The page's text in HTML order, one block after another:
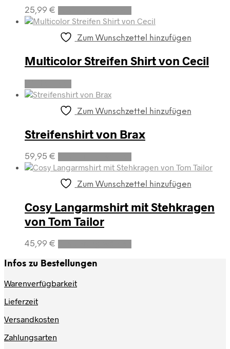
25,99 €
Dieses
Produkt
mehrere
auf.
Die
der
Produktseite
werden
Zum Wunschzettel hinzufügen
Multicolor Streifen Shirt von Cecil
Zum Wunschzettel hinzufügen
Streifenshirt von Brax
59,95 €
Dieses
Produkt
weist
mehrere
auf.
Die
auf
Zum Wunschzettel hinzufügen
Cosy Langarmshirt mit Stehkragen
von Tom Tailor
45,99 €
Dieses
Infos zu Bestellungen
Warenverfügbarkeit
Lieferzeit
Versandkosten
Zahlungsarten